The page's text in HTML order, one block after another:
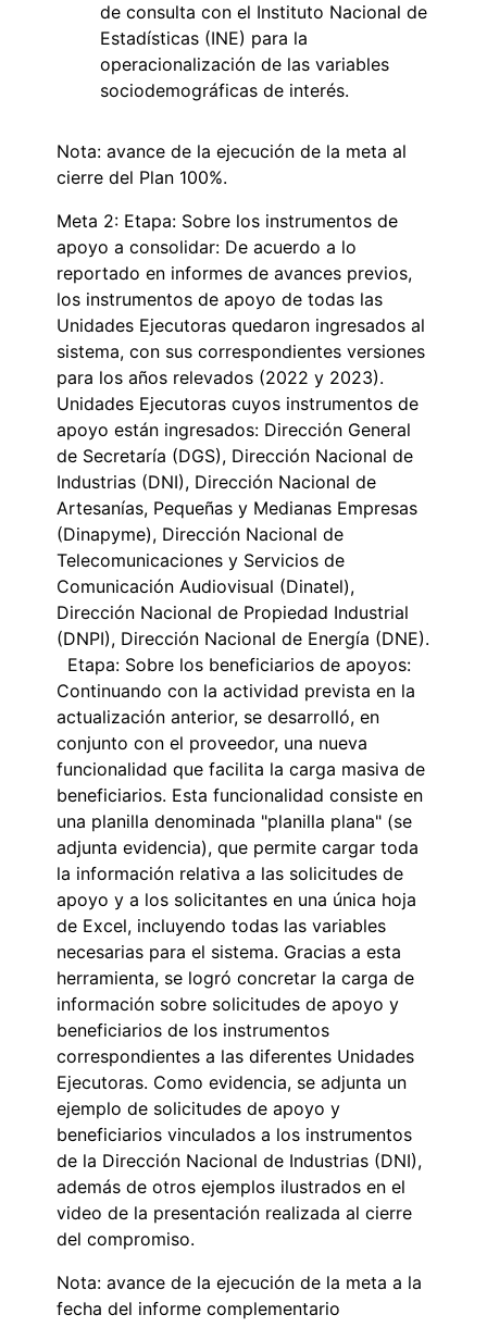
de consulta con el Instituto Nacional de
Estadísticas (INE) para la
operacionalización de las variables
sociodemográficas de interés.
Nota: avance de la ejecución de la meta al
cierre del Plan 100%.
Meta 2: Etapa: Sobre los instrumentos de
apoyo a consolidar: De acuerdo a lo
reportado en informes de avances previos,
los instrumentos de apoyo de todas las
Unidades Ejecutoras quedaron ingresados al
sistema, con sus correspondientes versiones
para los años relevados (2022 y 2023).
Unidades Ejecutoras cuyos instrumentos de
apoyo están ingresados: Dirección General
de Secretaría (DGS), Dirección Nacional de
Industrias (DNI), Dirección Nacional de
Artesanías, Pequeñas y Medianas Empresas
(Dinapyme), Dirección Nacional de
Telecomunicaciones y Servicios de
Comunicación Audiovisual (Dinatel),
Dirección Nacional de Propiedad Industrial
(DNPI), Dirección Nacional de Energía (DNE).
Etapa: Sobre los beneficiarios de apoyos:
Continuando con la actividad prevista en la
actualización anterior, se desarrolló, en
conjunto con el proveedor, una nueva
funcionalidad que facilita la carga masiva de
beneficiarios. Esta funcionalidad consiste en
una planilla denominada "planilla plana" (se
adjunta evidencia), que permite cargar toda
la información relativa a las solicitudes de
apoyo y a los solicitantes en una única hoja
de Excel, incluyendo todas las variables
necesarias para el sistema. Gracias a esta
herramienta, se logró concretar la carga de
información sobre solicitudes de apoyo y
beneficiarios de los instrumentos
correspondientes a las diferentes Unidades
Ejecutoras. Como evidencia, se adjunta un
ejemplo de solicitudes de apoyo y
beneficiarios vinculados a los instrumentos
de la Dirección Nacional de Industrias (DNI),
además de otros ejemplos ilustrados en el
video de la presentación realizada al cierre
del compromiso.
Nota: avance de la ejecución de la meta a la
fecha del informe complementario